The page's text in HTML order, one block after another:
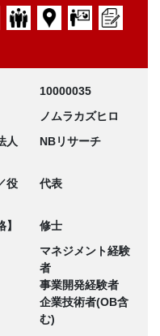
10000035
ノムラカズヒロ
人
NBリサーチ
役
代表
修士
マネジメント経験
者
事業開発経験者
企業技術者(OB含
む)